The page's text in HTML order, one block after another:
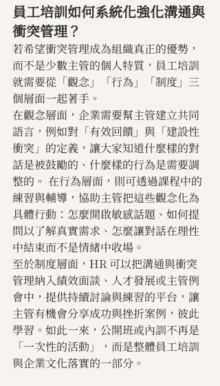
員工培訓如何系統化強化溝通與
衝突管理？
若希望衝突管理成為組織真正的優勢，
而不是少數主管的個人特質，員工培訓
就需要從「觀念」「行為」「制度」三
個層面一起著手。
在觀念層面，企業需要幫主管建立共同
語言，例如對「有效回饋」與「建設性
衝突」的定義，讓大家知道什麼樣的對
話是被鼓勵的、什麼樣的行為是需要調
整的。 在行為層面，則可透過課程中的
練習與輔導，協助主管把這些觀念化為
具體行動：怎麼開啟敏感話題、如何提
問以了解真實需求、怎麼讓對話在理性
中結束而不是情緒中收場。
至於制度層面，HR 可以把溝通與衝突
管理納入績效面談、人才發展或主管例
會中，提供持續討論與練習的平台，讓
主管有機會分享成功與挫折案例，彼此
學習。如此一來，公開班或內訓不再是
「一次性的活動」，而是整體員工培訓
與企業文化落實的一部分。